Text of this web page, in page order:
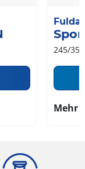
Fulda
245/35
Mehr